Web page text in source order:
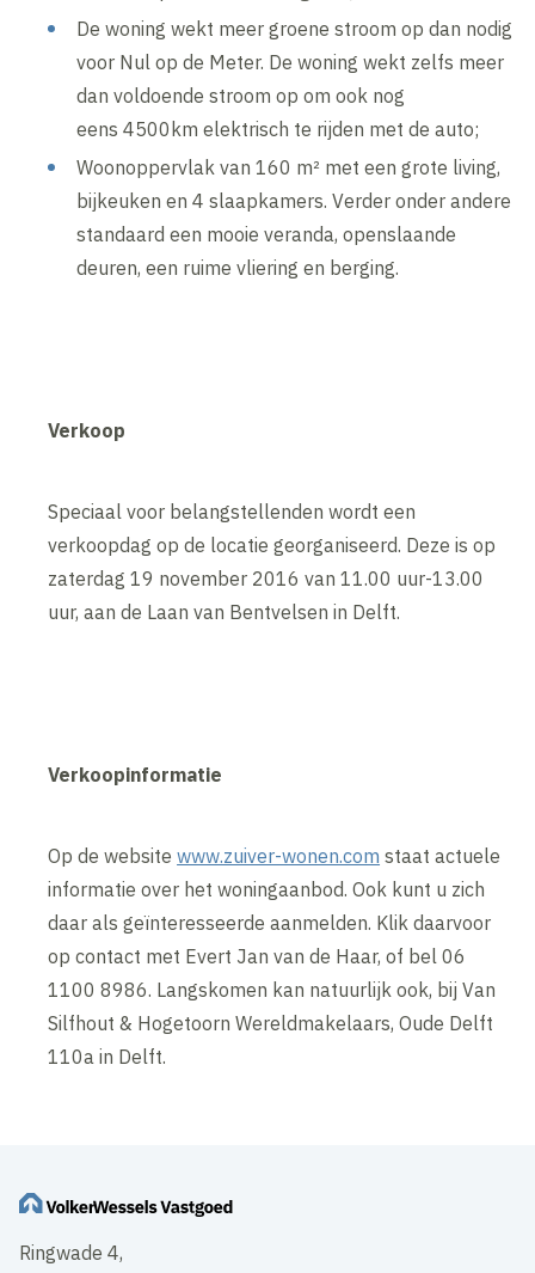
De woning wekt meer groene stroom op dan nodig
voor Nul op de Meter. De woning wekt zelfs meer
dan voldoende stroom op om ook nog
eens 4500km elektrisch te rijden met de auto;
Woonoppervlak van 160 m² met een grote living,
bijkeuken en 4 slaapkamers. Verder onder andere
standaard een mooie veranda, openslaande
deuren, een ruime vliering en berging.
Verkoop
Speciaal voor belangstellenden wordt een
verkoopdag op de locatie georganiseerd. Deze is op
zaterdag 19 november 2016 van 11.00 uur-13.00
uur, aan de Laan van Bentvelsen in Delft.
Verkoopinformatie
Op de websitewww.zuiver-wonen.com staat actuele
informatie over het woningaanbod. Ook kunt u zich
daar als geïnteresseerde aanmelden. Klik daarvoor
op contact met Evert Jan van de Haar, of bel 06
1100 8986. Langskomen kan natuurlijk ook, bij Van
Silfhout & Hogetoorn Wereldmakelaars, Oude Delft
110a in Delft.
Ringwade 4,